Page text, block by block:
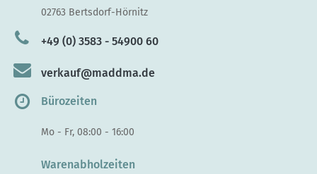
02763 Bertsdorf-Hörnitz
+49 (0) 3583 - 54900 60
verkauf@maddma.de
Bürozeiten
Mo - Fr, 08:00 - 16:00
Warenabholzeiten